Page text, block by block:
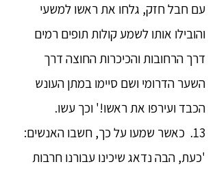
עם חבל חזק, גלחו את ראשו למשעי
והובילו אותו לשמע קולות תופים רמים
דרך הרחובות והכיכרות החוצה דרך
השער הדרומי ושם סיימו במתן העונש
הכבד ועירפו את ראשו!' וכך עשו.
13. כאשר שמעו על כך, חשבו האנשים:
'כעת, הבה נדאג שיכינו עבורנו חרבות